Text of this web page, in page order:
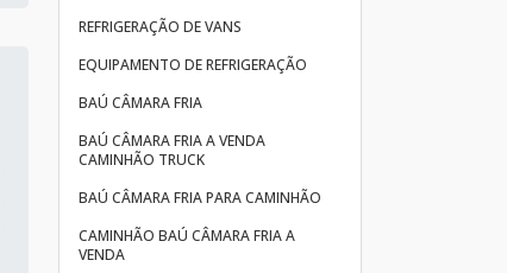
REFRIGERAÇÃO DE VANS
EQUIPAMENTO DE REFRIGERAÇÃO
BAÚ CÂMARA FRIA
BAÚ CÂMARA FRIA A VENDA
CAMINHÃO TRUCK
BAÚ CÂMARA FRIA PARA CAMINHÃO
CAMINHÃO BAÚ CÂMARA FRIA A
VENDA